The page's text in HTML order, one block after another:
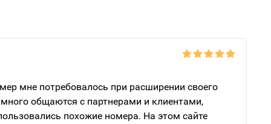
мне потребовалось при расширении своего
общаются с партнерами и клиентами,
похожие номера. На этом сайте